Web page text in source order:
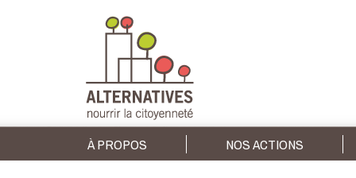
À PROPOS NOS ACTIONS